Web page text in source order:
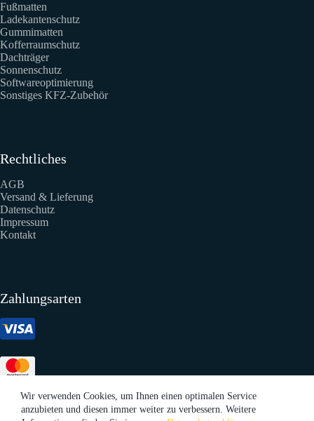
Wir verwenden Cookies, um Ihnen einen optimalen Service
anzubieten und diesen immer weiter zu verbessern. Weitere
Fußmatten
Ladekantenschutz
Gummimatten
Kofferraumschutz
Dachträger
Sonnenschutz
Softwareoptimierung
Sonstiges KFZ-Zubehör
Rechtliches
AGB
Versand & Lieferung
Datenschutz
Impressum
Kontakt
Zahlungsarten